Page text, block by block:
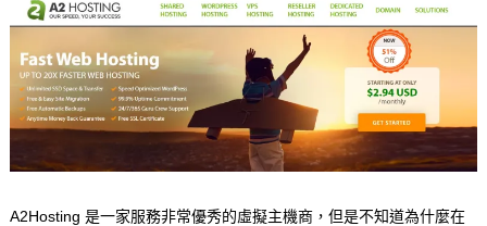
A2Hosting 是一家服務非常優秀的虛擬主機商，但是不知道為什麼在